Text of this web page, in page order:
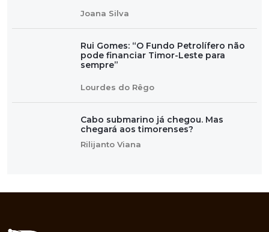
Joana Silva
Rui Gomes: “O Fundo Petrolífero não
pode financiar Timor-Leste para
sempre”
Lourdes do Rêgo
Cabo submarino já chegou. Mas
chegará aos timorenses?
Rilijanto Viana